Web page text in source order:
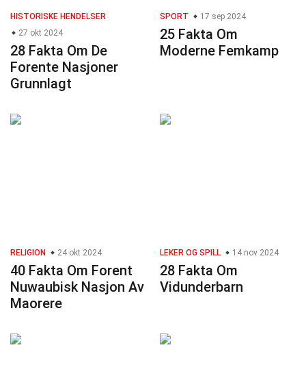
HISTORISKE HENDELSER
27 okt 2024
28 Fakta Om De
Forente Nasjoner
Grunnlagt
SPORT 17 sep 2024
25 Fakta Om
Moderne Femkamp
RELIGION 24 okt 2024
40 Fakta Om Forent
Nuwaubisk Nasjon Av
Maorere
LEKER OG SPILL 14 nov 2024
28 Fakta Om
Vidunderbarn